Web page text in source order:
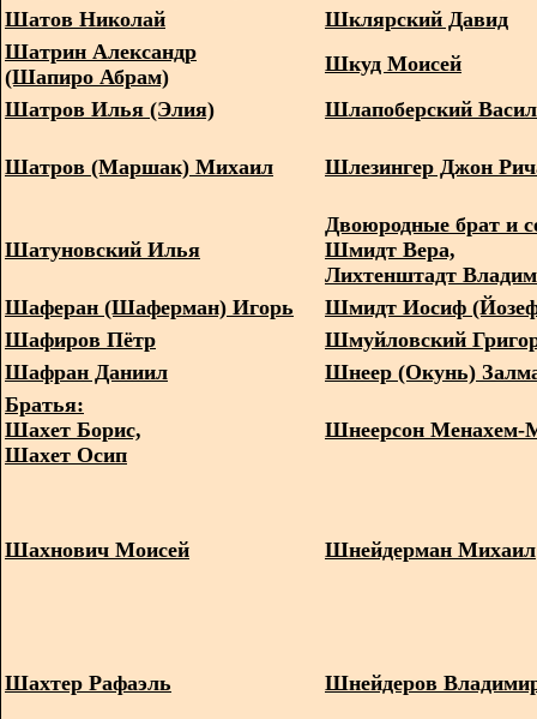
Шатов Николай
Шклярский Давид
Шатрин Александр
(Шапиро Абрам)
Шкуд Моисей
Шатров Илья (Элия)
Шлапоберский
Шатров (Маршак) Михаил Шлезингер Джон
Шатуновский Илья
Двоюродные брат и
Шмидт Вера,
Лихтенштадт
Шаферан (Шаферман) Игорь
Шмидт Иосиф
Шафиров Пётр
Шмуйловский
Шафран Даниил
Шнеер (Окунь)
Братья:
Шахет Борис,
Шахет Осип
Шнеерсон Менахем-
Шахнович Моисей Шнейдерман Михаил
Шахтер Рафаэль Шнейдеров